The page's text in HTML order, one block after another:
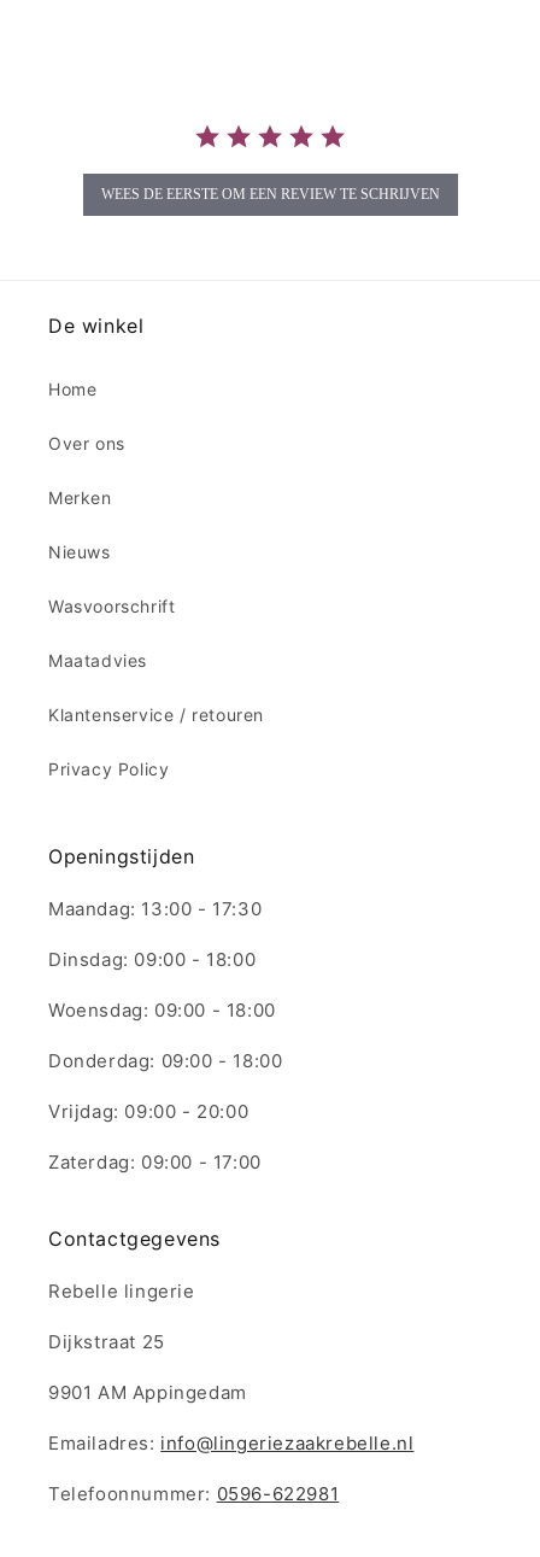
WEES DE EERSTE OM EEN REVIEW TE SCHRIJVEN
De winkel
Home
Over ons
Merken
Nieuws
Wasvoorschrift
Maatadvies
Klantenservice / retouren
Privacy Policy
Openingstijden
Maandag: 13:00 - 17:30
Dinsdag: 09:00 - 18:00
Woensdag: 09:00 - 18:00
Donderdag: 09:00 - 18:00
Vrijdag: 09:00 - 20:00
Zaterdag: 09:00 - 17:00
Contactgegevens
Rebelle lingerie
Dijkstraat 25
9901 AM Appingedam
Emailadres: info@lingeriezaakrebelle.nl
Telefoonnummer: 0596-622981